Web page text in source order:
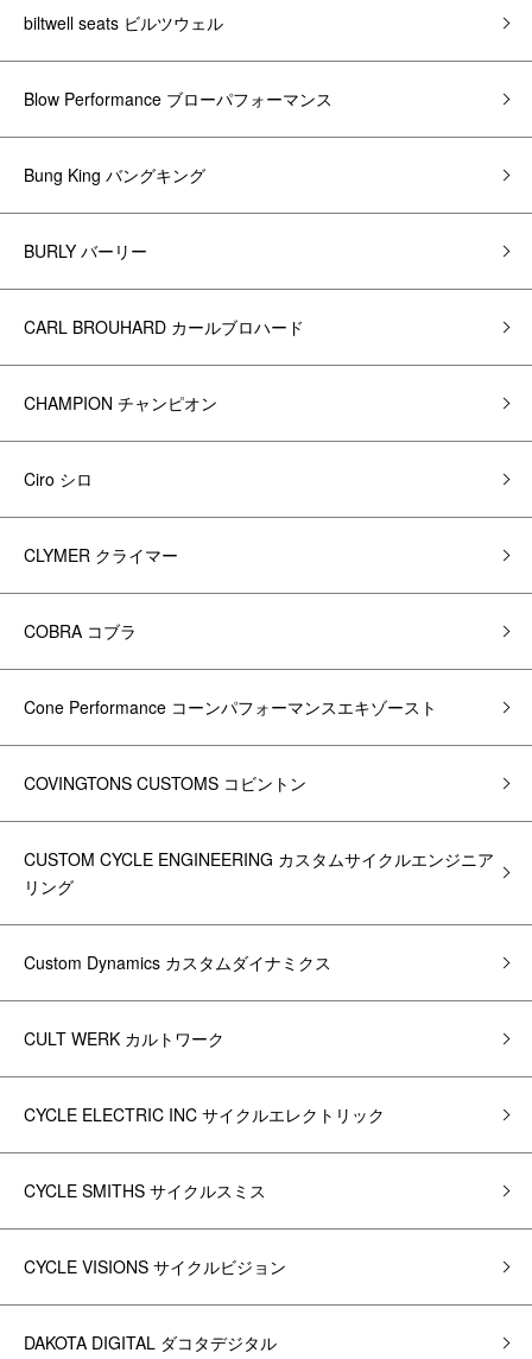
biltwell seats ビルツウェル
Blow Performance ブローパフォーマンス
Bung King バングキング
BURLY バーリー
CARL BROUHARD カールブロハード
CHAMPION チャンピオン
Ciro シロ
CLYMER クライマー
COBRA コブラ
Cone Performance コーンパフォーマンスエキゾースト
COVINGTONS CUSTOMS コビントン
CUSTOM CYCLE ENGINEERING カスタムサイクルエンジニア
リング
Custom Dynamics カスタムダイナミクス
CULT WERK カルトワーク
CYCLE ELECTRIC INC サイクルエレクトリック
CYCLE SMITHS サイクルスミス
CYCLE VISIONS サイクルビジョン
DAKOTA DIGITAL ダコタデジタル